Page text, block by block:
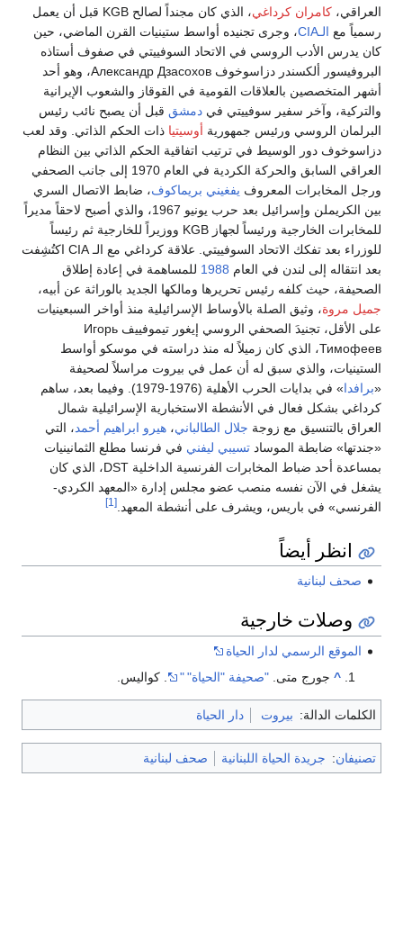
العراقي، كامران كرداغي
، الذي كان مجنداً لصالح KGB قبل أن يعمل
رسمياً مع الـCIA
، وجرى تجنيده أواسط ستينيات القرن الماضي، حين
كان يدرس الأدب الروسي في الاتحاد السوفييتي في صفوف أستاذه
البروفيسور ألكسندر دزاسوخوف Александр Дзасохов، وهو أحد
أشهر المتخصصين بالعلاقات القومية في القوقاز والشعوب الإيرانية
والتركية، وآخر سفير سوفييتي في دمشق قبل أن يصبح نائب رئيس
البرلمان الروسي ورئيس جمهورية أوسيتيا ذات الحكم الذاتي. وقد لعب
دزاسوخوف دور الوسيط في ترتيب اتفاقية الحكم الذاتي بين النظام
العراقي السابق والحركة الكردية في العام 1970 إلى جانب الصحفي
ورجل المخابرات المعروف يفغيني بريماكوف، ضابط الاتصال السري
بين الكريملن وإسرائيل بعد حرب يونيو 1967، والذي أصبح لاحقاً مديراً
للمخابرات الخارجية ورئيساً لجهاز KGB ووزيراً للخارجية ثم رئيساً
للوزراء بعد تفكك الاتحاد السوفييتي. علاقة كرداغي مع الـ CIA اكتُشِفت
بعد انتقاله إلى لندن في العام 1988 للمساهمة في إعادة إطلاق
الصحيفة، حيث كلفه رئيس تحريرها ومالكها الجديد بالوراثة عن أبيه،
جميل مروة، وثيق الصلة بالأوساط الإسرائيلية منذ أواخر السبعينيات
على الأقل، تجنيدَ الصحفي الروسي إيغور تيموفييف Игорь
Тимофеев، الذي كان زميلاً له منذ دراسته في موسكو أواسط
الستينيات، والذي سبق له أن عمل في بيروت مراسلاً لصحيفة
«برافدا
» في بدايات الحرب الأهلية (1976-1979). وفيما بعد، ساهم
كرداغي بشكل فعال في الأنشطة الاستخبارية الإسرائيلية شمال
العراق بالتنسيق مع زوجة جلال الطالباني، هيرو ابراهيم أحمد، التي
«جندتها» ضابطة الموساد تسيبي ليفني في فرنسا مطلع الثمانينيات
بمساعدة أحد ضباط المخابرات الفرنسية الداخلية DST، الذي كان
يشغل في الآن نفسه منصب عضو مجلس إدارة «المعهد الكردي-
الفرنسي» في باريس، ويشرف على أنشطة المعهد. [1]
انظر أيضاً
صحف لبنانية
وصلات خارجية
الموقع الرسمي لدار الحياة
^ جورج متى. "صحيفة "الحياة" " . كواليس.
الكلمات الدالة: بيروت دار الحياة
تصنيفان: جريدة الحياة اللبنانية صحف لبنانية